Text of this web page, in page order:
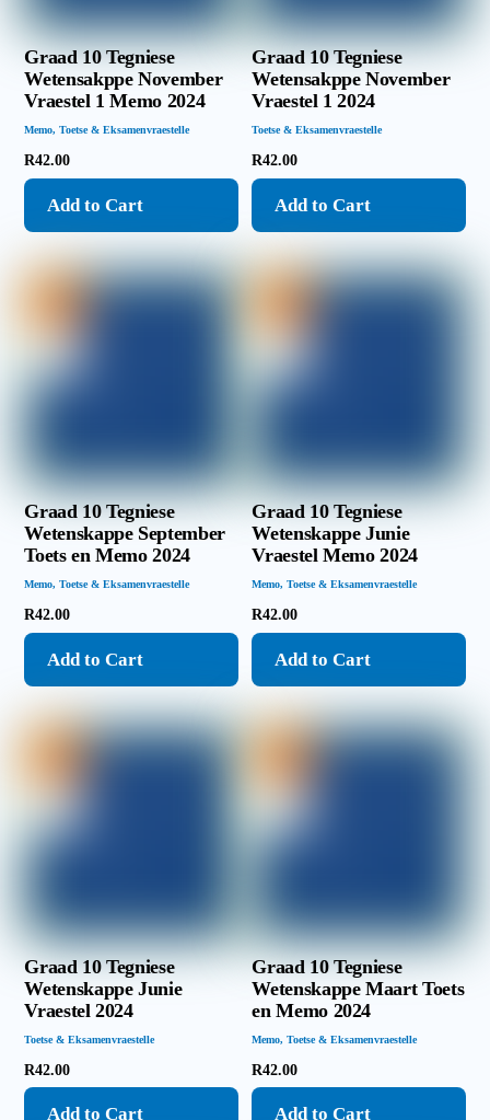
Graad 10 Tegniese
Wetensakppe November
Vraestel 1 Memo 2024
Memo,Toetse & Eksamenvraestelle
R42.00
Add to Cart
Graad 10 Tegniese
Wetensakppe November
Vraestel 1 2024
Toetse & Eksamenvraestelle
R42.00
Add to Cart
Graad 10 Tegniese
Wetenskappe September
Toets en Memo 2024
Memo,Toetse & Eksamenvraestelle
R42.00
Add to Cart
Graad 10 Tegniese
Wetenskappe Junie
Vraestel Memo 2024
Memo,Toetse & Eksamenvraestelle
R42.00
Add to Cart
Graad 10 Tegniese
Wetenskappe Junie
Vraestel 2024
Toetse & Eksamenvraestelle
R42.00
Add to Cart
Graad 10 Tegniese
Wetenskappe Maart Toets
en Memo 2024
Memo,Toetse & Eksamenvraestelle
R42.00
Add to Cart